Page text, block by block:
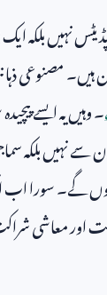
نہیں بلکہ
مصنوعی
۔ وہیں یہ ایسے
نہیں بلکہ
گے۔ سورا اب
اور معاشی